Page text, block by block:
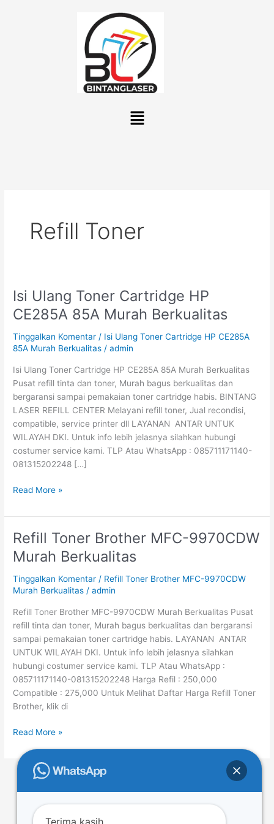
Menu
Refill Toner
Isi Ulang Toner Cartridge HP
CE285A 85A Murah Berkualitas
Tinggalkan Komentar / Isi Ulang Toner Cartridge HP CE285A
85A Murah Berkualitas /admin
Isi Ulang Toner Cartridge HP CE285A 85A Murah Berkualitas
Pusat refill tinta dan toner, Murah bagus berkualitas dan
bergaransi sampai pemakaian toner cartridge habis. BINTANG
LASER REFILL CENTER Melayani refill toner, Jual recondisi,
compatible, service printer dll LAYANAN ANTAR UNTUK
WILAYAH DKI. Untuk info lebih jelasnya silahkan hubungi
costumer service kami. TLP Atau WhatsApp : 085711171140-
081315202248 […]
Isi
Ulang
Toner
Cartridge
HP
85A
Murah
Berkualitas
Read More »
Refill Toner Brother MFC-9970CDW
Murah Berkualitas
Tinggalkan Komentar / Refill Toner Brother MFC-9970CDW
Murah Berkualitas /admin
Refill Toner Brother MFC-9970CDW Murah Berkualitas Pusat
refill tinta dan toner, Murah bagus berkualitas dan bergaransi
sampai pemakaian toner cartridge habis. LAYANAN ANTAR
UNTUK WILAYAH DKI. Untuk info lebih jelasnya silahkan
hubungi costumer service kami. TLP Atau WhatsApp :
085711171140-081315202248 Harga Refil : 250,000
Compatible : 275,000 Untuk Melihat Daftar Harga Refill Toner
Brother, klik di
Refill
Toner
Brother
MFC-
9970CDW
Berkualitas
Read More »
54
Terima kasih.